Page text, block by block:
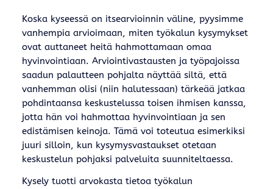
Koska kyseessä on itsearvioinnin väline, pyysimme
vanhempia arvioimaan, miten työkalun kysymykset
ovat auttaneet heitä hahmottamaan omaa
hyvinvointiaan. Arviointivastausten ja työpajoissa
saadun palautteen pohjalta näyttää siltä, että
vanhemman olisi (niin halutessaan) tärkeää jatkaa
pohdintaansa keskustelussa toisen ihmisen kanssa,
jotta hän voi hahmottaa hyvinvointiaan ja sen
edistämisen keinoja. Tämä voi toteutua esimerkiksi
juuri silloin, kun kysymysvastaukset otetaan
keskustelun pohjaksi palveluita suunniteltaessa.
Kysely tuotti arvokasta tietoa työkalun